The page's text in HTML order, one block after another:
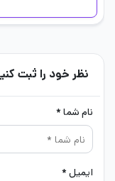
نظر خود را ثبت
نام شما *
ایمیل *